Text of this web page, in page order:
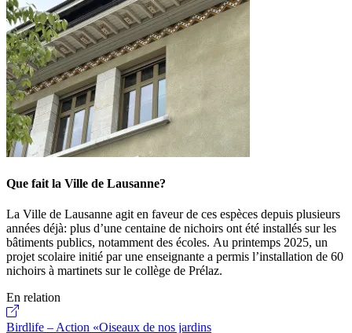
Que fait la Ville de Lausanne?
La Ville de Lausanne agit en faveur de ces espèces depuis plusieurs
années déjà: plus d’une centaine de nichoirs ont été installés sur les
bâtiments publics, notamment des écoles. Au printemps 2025, un
projet scolaire initié par une enseignante a permis l’installation de 60
nichoirs à martinets sur le collège de Prélaz.
En relation
Birdlife – Action «Oiseaux de nos jardins